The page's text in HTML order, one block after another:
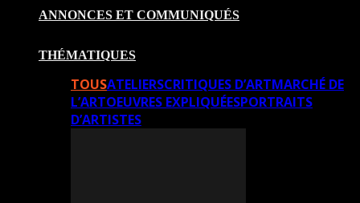
ANNONCES ET COMMUNIQUÉS
THÉMATIQUES
TOUSATELIERSCRITIQUES D’ARTMARCHÉ DE
L’ARTOEUVRES EXPLIQUÉESPORTRAITS
D’ARTISTES